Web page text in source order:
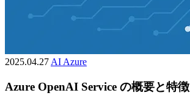
2025.04.27 AI Azure
Azure OpenAI Service の概要と特徴